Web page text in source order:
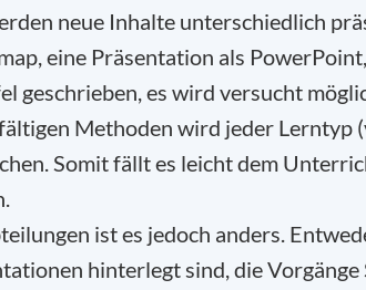
neue Inhalte unterschiedlich
eine Präsentation als
geschrieben, es wird versucht
Methoden wird jeder Lerntyp
Somit fällt es leicht dem
ist es jedoch anders.
hinterlegt sind, die